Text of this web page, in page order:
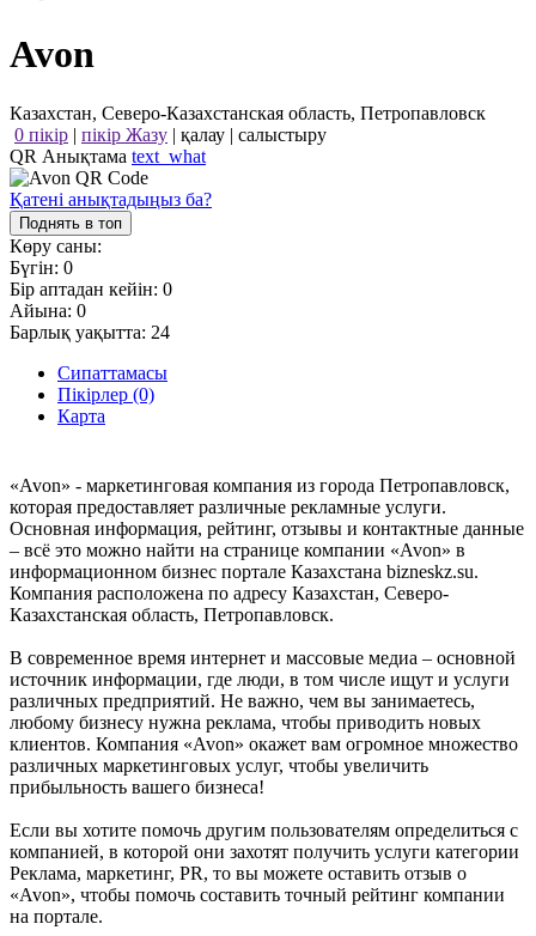
Avon
Казахстан, Северо-Казахстанская область, Петропавловск
0 пікір | пікір Жазу | қалау | салыстыру
QR Анықтама text_what
Қатені анықтадыңыз ба?
Поднять в топ
Көру саны:
Бүгін: 0
Бір аптадан кейін: 0
Айына: 0
Барлық уақытта: 24
Сипаттамасы
Пікірлер (0)
Карта
«Avon» - маркетинговая компания из города Петропавловск,
которая предоставляет различные рекламные услуги.
Основная информация, рейтинг, отзывы и контактные данные
– всё это можно найти на странице компании «Avon» в
информационном бизнес портале Казахстана bizneskz.su.
Компания расположена по адресу Казахстан, Северо-
Казахстанская область, Петропавловск.
В современное время интернет и массовые медиа – основной
источник информации, где люди, в том числе ищут и услуги
различных предприятий. Не важно, чем вы занимаетесь,
любому бизнесу нужна реклама, чтобы приводить новых
клиентов. Компания «Avon» окажет вам огромное множество
различных маркетинговых услуг, чтобы увеличить
прибыльность вашего бизнеса!
Если вы хотите помочь другим пользователям определиться с
компанией, в которой они захотят получить услуги категории
Реклама, маркетинг, PR, то вы можете оставить отзыв о
«Avon», чтобы помочь составить точный рейтинг компании
на портале.